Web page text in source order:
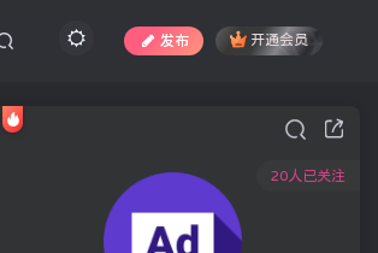
发布 开通会员
20人已关注